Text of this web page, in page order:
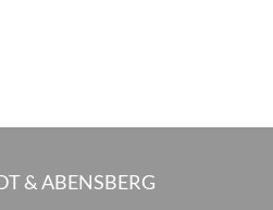
& ABENSBERG